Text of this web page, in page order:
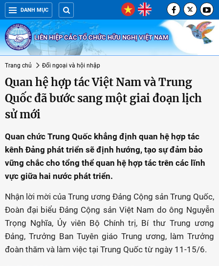
DANH MỤC
LIÊN HIỆP CÁC TỔ CHỨC HỮU NGHỊ VIỆT NAM
Trang chủ Đối ngoại và hội nhập
Quan hệ hợp tác Việt Nam và Trung
Quốc đã bước sang một giai đoạn lịch
sử mới
Quan chức Trung Quốc khẳng định quan hệ hợp tác
kênh Đảng phát triển sẽ định hướng, tạo sự đảm bảo
vững chắc cho tổng thể quan hệ hợp tác trên các lĩnh
vực giữa hai nước phát triển.
Nhận lời mời của Trung ương Đảng Cộng sản Trung Quốc,
Đoàn đại biểu Đảng Cộng sản Việt Nam do ông Nguyễn
Trọng Nghĩa, Ủy viên Bộ Chính trị, Bí thư Trung ương
Đảng, Trưởng Ban Tuyên giáo Trung ương, làm Trưởng
đoàn thăm và làm việc tại Trung Quốc từ ngày 11-15/6.